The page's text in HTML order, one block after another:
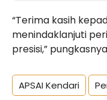
“Terima kasih
menindaklanjuti
presisi,”
APSAI Kendari